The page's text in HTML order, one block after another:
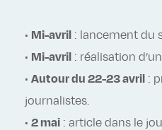
• Mi-avril : lancement du
• Mi-avril : réalisation
• Autour du 22-23 avril :
journalistes.
• 2 mai : article dans le